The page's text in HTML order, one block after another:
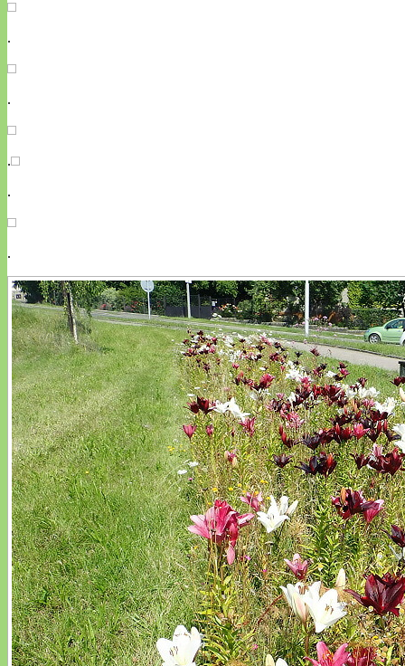
.
.
.
.
.